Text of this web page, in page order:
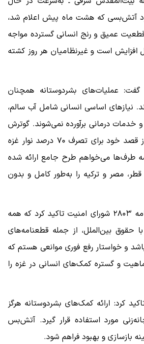
آتش‌بسی که هشت ماه پیش اعلام شد،
عمیق و رنج انسانی گسترده مواجه
است و غیرنظامیان هر روز کشته
گفت: عملیات‌های بشردوستانه همچنان
نیاز‌های اساسی انسانی شامل آب سالم،
و خدمات درمانی برآورده نمی‌شوند. گوترش
هشدار داد: اسرائیل از قصد خود برای تصرف ۷۰ درصد نوار غزه
طرف‌ها می‌خواهم طرح جامع ارائه شده
مصر و ترکیه را به‌طور کامل و بدون
وی با اشاره به قطعنامه ۲۸۰۳ شورای امنیت تاکید کرد که همه
حقوق بین‌الملل، از جمله قطعنامه‌های
و خواستار رفع فوری موانعی هستم که
و گستره کمک‌های انسانی در غزه را
کرد: ارائه کمک‌های بشردوستانه هرگز
چانه‌زنی مورد استفاده قرار گیرد. آتش‌بس
بازسازی و بهبود فراهم شود.